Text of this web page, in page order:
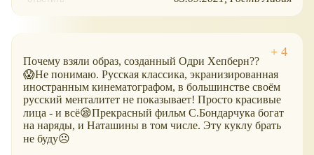
Почему взяли образ, созданный Одри Хепберн??
😱Не понимаю. Русская классика, экранизированная
иностранным кинематографом, в большинстве своём
русский менталитет не показывает! Просто красивые
лица - и всё😪Прекрасный фильм С.Бондарчука богат
на наряды, и Наташины в том числе. Эту куклу брать
не буду☹️